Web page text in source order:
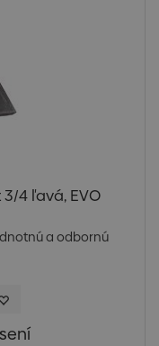
4 ľavá, EVO
a odbornú